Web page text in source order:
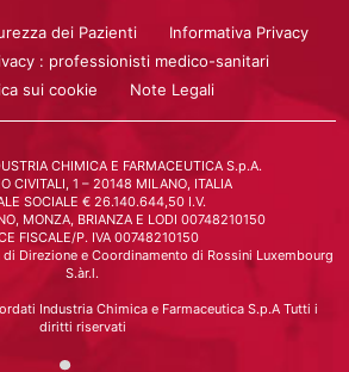
dei Pazienti
Informativa Privacy
: professionisti medico-sanitari
sui cookie
Note Legali
CHIMICA E FARMACEUTICA S.p.A.
CIVITALI, 1 – 20148 MILANO, ITALIA
SOCIALE € 26.140.644,50 I.V.
MONZA, BRIANZA E LODI 00748210150
FISCALE/P. IVA 00748210150
Direzione e Coordinamento di Rossini Luxembourg
S.àr.l.
Industria Chimica e Farmaceutica S.p.A Tutti i
diritti riservati